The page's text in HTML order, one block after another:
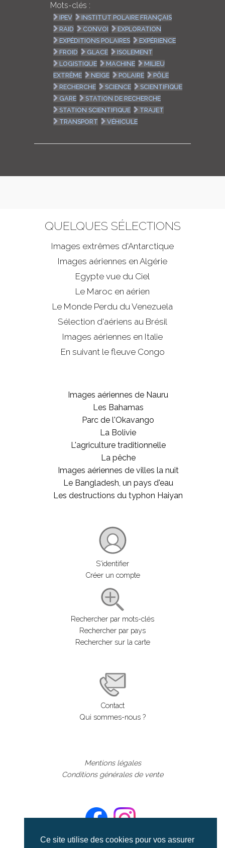
Ce site utilise des cookies pour vos assurer
Mots-clés :
IPEV
INSTITUT POLAIRE FRANÇAIS
RAID
CONVOI
EXPLORATION
EXPÉDITIONS POLAIRES
EXPÉRIENCE
FROID
GLACE
ISOLEMENT
LOGISTIQUE
MACHINE
MILIEU
EXTRÊME
NEIGE POLAIRE
PÔLE
RECHERCHE
SCIENCE
SCIENTIFIQUE
GARE
STATION DE RECHERCHE
STATION SCIENTIFIQUE
TRAJET
TRANSPORT
VÉHICULE
QUELQUES SÉLECTIONS
Images extrêmes d'Antarctique
Images aériennes en Algérie
Egypte vue du Ciel
Le Maroc en aérien
Le Monde Perdu du Venezuela
Sélection d'aériens au Brésil
Images aériennes en Italie
En suivant le fleuve Congo
Images aériennes de Nauru
Les Bahamas
Parc de l'Okavango
La Bolivie
L'agriculture traditionnelle
La pêche
Images aériennes de villes la nuit
Le Bangladesh, un pays d'eau
Les destructions du typhon Haiyan
S'identifier
Créer un compte
Rechercher par mots-clés
Rechercher par pays
Rechercher sur la carte
Contact
Qui sommes-nous ?
Mentions légales
Conditions générales de vente